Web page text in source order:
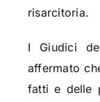
risarcitoria.
I Giudici
affermato
fatti e delle